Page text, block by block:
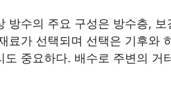
방수의 주요 구성은 방수층,
료가 선택되며 선택은 기후와
도 중요하다. 배수로 주변의 거